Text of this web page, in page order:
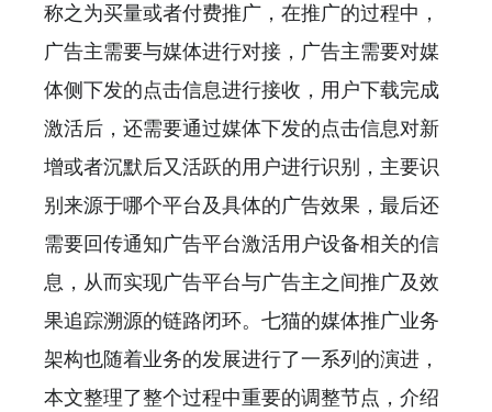
称之为买量或者付费推广，在推广的过程中，
广告主需要与媒体进行对接，广告主需要对媒
体侧下发的点击信息进行接收，用户下载完成
激活后，还需要通过媒体下发的点击信息对新
增或者沉默后又活跃的用户进行识别，主要识
别来源于哪个平台及具体的广告效果，最后还
需要回传通知广告平台激活用户设备相关的信
息，从而实现广告平台与广告主之间推广及效
果追踪溯源的链路闭环。七猫的媒体推广业务
架构也随着业务的发展进行了一系列的演进，
本文整理了整个过程中重要的调整节点，介绍